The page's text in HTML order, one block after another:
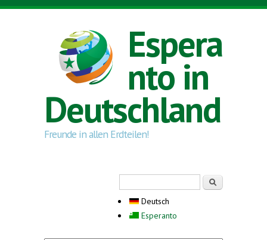
Direkt zum Inhalt
Espera
nto in
Deutschland
Freunde in allen Erdteilen!
Deutsch
Esperanto